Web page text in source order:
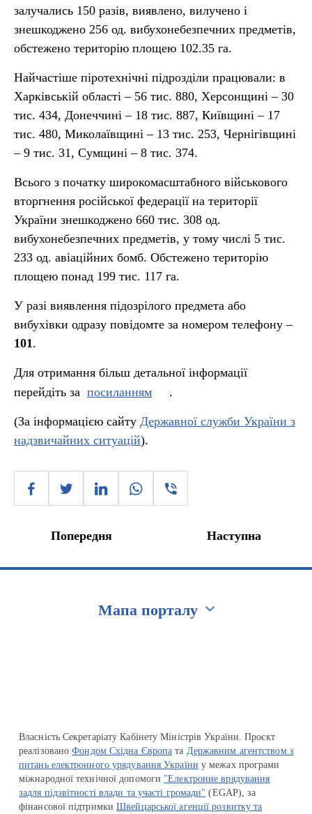
залучались 150 разів, виявлено, вилучено і
знешкоджено 256 од. вибухонебезпечних предметів,
обстежено територію площею 102.35 га.
Найчастіше піротехнічні підрозділи працювали: в
Харківській області – 56 тис. 880, Херсонщині – 30
тис. 434, Донеччині – 18 тис. 887, Київщині – 17
тис. 480, Миколаївщині – 13 тис. 253, Чернігівщині
– 9 тис. 31, Сумщині – 8 тис. 374.
Всього з початку широкомасштабного військового
вторгнення російської федерації на території
України знешкоджено 660 тис. 308 од.
вибухонебезпечних предметів, у тому числі 5 тис.
233 од. авіаційних бомб. Обстежено територію
площею понад 199 тис. 117 га.
У разі виявлення підозрілого предмета або
вибухівки одразу повідомте за номером телефону –
101.
Для отримання більш детальної інформації
перейдіть за посиланням .
(За інформацією сайту Державної служби України з
надзвичайних ситуацій).
Попередня Наступна
Мапа порталу
Власність Секретаріату Кабінету Міністрів України. Проєкт
реалізованоФондом Східна Європа та Державним агентством з
питань електронного урядування України у межах програми
міжнародної технічної допомоги "Електронне врядування
задля підзвітності влади та участі громади" (EGAP), за
фінансової підтримкиШвейцарської агенції розвитку та